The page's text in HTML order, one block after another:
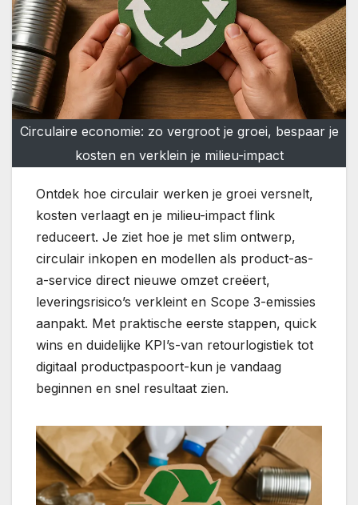
Circulaire economie: zo vergroot je groei, bespaar je
kosten en verklein je milieu-impact
Ontdek hoe circulair werken je groei versnelt,
kosten verlaagt en je milieu-impact flink
reduceert. Je ziet hoe je met slim ontwerp,
circulair inkopen en modellen als product-as-
a-service direct nieuwe omzet creëert,
leveringsrisico’s verkleint en Scope 3-emissies
aanpakt. Met praktische eerste stappen, quick
wins en duidelijke KPI’s-van retourlogistiek tot
digitaal productpaspoort-kun je vandaag
beginnen en snel resultaat zien.